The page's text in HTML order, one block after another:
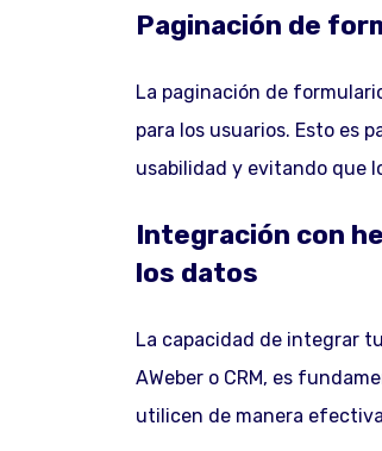
Paginación de
La paginación de
para los usuarios. Esto es
usabilidad y evitando que
Integración con
los datos
La capacidad de integrar
AWeber o CRM, es
utilicen de manera